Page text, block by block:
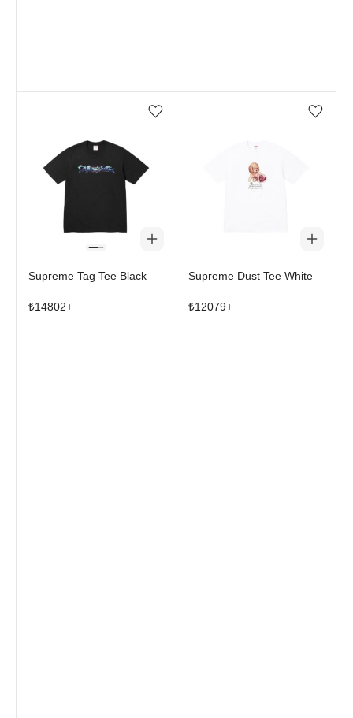
Favorilere ekle/çıkar
Supreme Tag Tee Black
₺14802+
Favorilere ekle/çıkar
Supreme Dust Tee White
₺12079+